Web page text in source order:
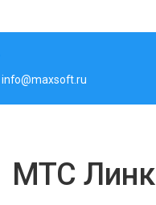
| info@maxsoft.ru
МТС Линк